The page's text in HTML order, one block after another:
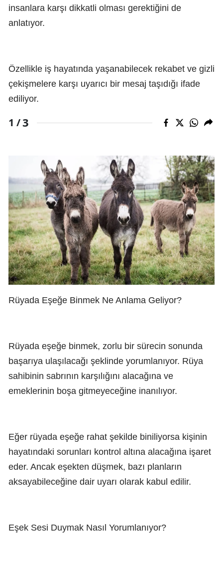
insanlara karşı dikkatli olması gerektiğini de
anlatıyor.
Özellikle iş hayatında yaşanabilecek rekabet ve gizli
çekişmelere karşı uyarıcı bir mesaj taşıdığı ifade
ediliyor.
1 /3
Rüyada Eşeğe Binmek Ne Anlama Geliyor?
Rüyada eşeğe binmek, zorlu bir sürecin sonunda
başarıya ulaşılacağı şeklinde yorumlanıyor. Rüya
sahibinin sabrının karşılığını alacağına ve
emeklerinin boşa gitmeyeceğine inanılıyor.
Eğer rüyada eşeğe rahat şekilde biniliyorsa kişinin
hayatındaki sorunları kontrol altına alacağına işaret
eder. Ancak eşekten düşmek, bazı planların
aksayabileceğine dair uyarı olarak kabul edilir.
Eşek Sesi Duymak Nasıl Yorumlanıyor?